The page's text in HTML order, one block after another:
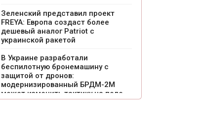
Зеленский представил проект
FREYA: Европа создаст более
дешевый аналог Patriot с
украинской ракетой
В Украине разработали
беспилотную бронемашину с
защитой от дронов:
модернизированный БРДМ-2М
может изменить тактику на поле
боя